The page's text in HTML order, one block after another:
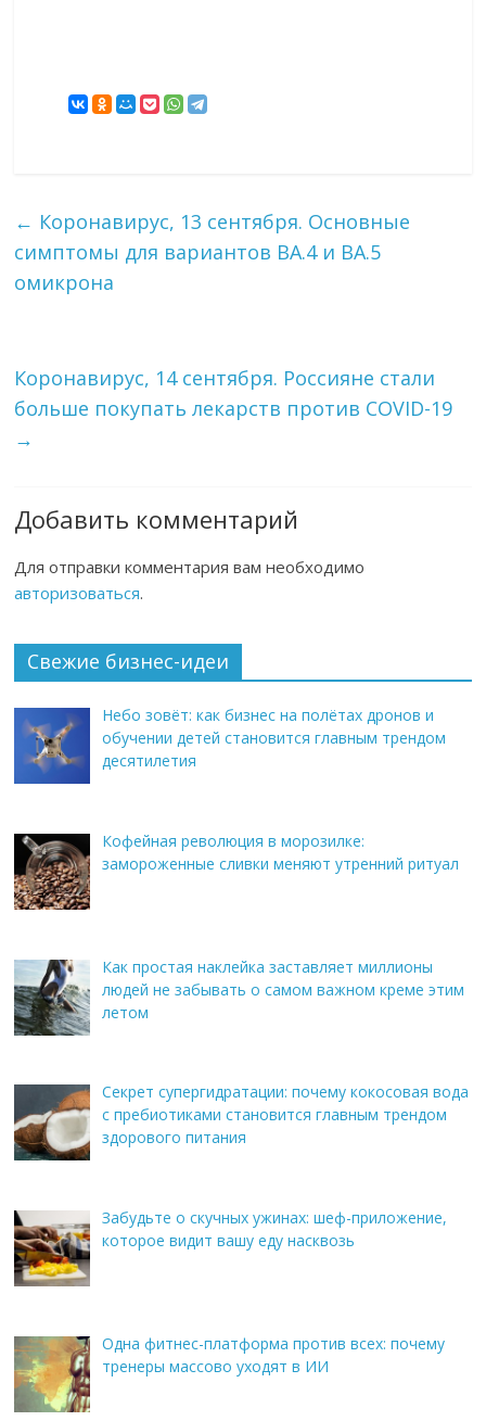
← Коронавирус, 13 сентября. Основные
симптомы для вариантов BA.4 и BA.5
омикрона
Коронавирус, 14 сентября. Россияне стали
больше покупать лекарств против COVID-19
→
Добавить комментарий
Для отправки комментария вам необходимо
авторизоваться.
Свежие бизнес-идеи
Небо зовёт: как бизнес на полётах дронов и
обучении детей становится главным трендом
десятилетия
Кофейная революция в морозилке:
замороженные сливки меняют утренний ритуал
Как простая наклейка заставляет миллионы
людей не забывать о самом важном креме этим
летом
Секрет супергидратации: почему кокосовая вода
с пребиотиками становится главным трендом
здорового питания
Забудьте о скучных ужинах: шеф-приложение,
которое видит вашу еду насквозь
Одна фитнес-платформа против всех: почему
тренеры массово уходят в ИИ